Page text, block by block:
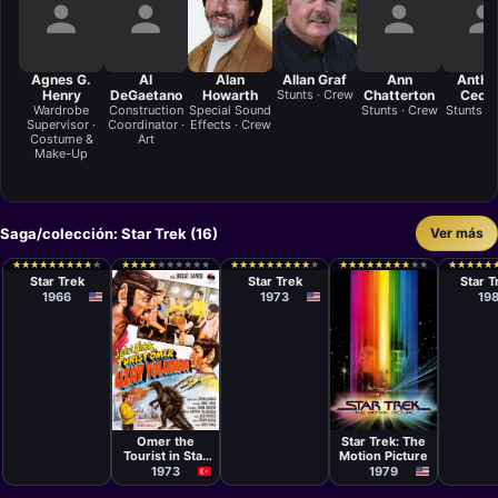
Agnes G.
Henry
Wardrobe
Supervisor ·
Costume &
Make-Up
Al
DeGaetano
Construction
Coordinator ·
Art
Alan
Howarth
Special Sound
Effects · Crew
Allan Graf
Stunts · Crew
Ann
Chatterton
Stunts · Crew Stunts ·
Saga/colección: Star Trek (16) Ver más
★
★★
★★
★★
★★
★★
★★
★★
★★
★ ★
★
Serie
Marc Daniels,
Joseph
Pevney, Ralph
Senensky,
Star Trek
1966
★
★★
★★
★★
★★
★ ★
★ ★
★ ★
★ ★
★ ★
★
Película
Hulki Saner
Omer the
Tourist in Star
Trek
1973
★
★★
★★
★★
★★
★★
★★
★★
★★
★ ★
★
Hal
Sutherland,
Bill Reed
Star Trek
1973
★
★★
★★
★★
★★
★★
★★
★★
★ ★
★ ★
★
Película
Robert Wise
Star Trek: The
Motion Picture
1979
★
★★
★★
★★
★★
★
Nimoy
Star